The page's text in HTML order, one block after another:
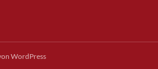
WordPress